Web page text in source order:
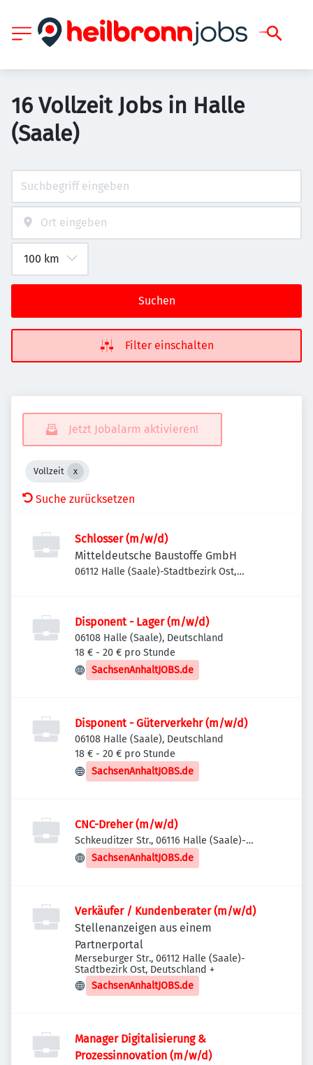
16 Vollzeit Jobs in Halle
(Saale)
Suchen
Filter einschalten
Jetzt Jobalarm aktivieren!
Vollzeit
Suche zurücksetzen
Schlosser (m/w/d)
Mitteldeutsche Baustoffe GmbH
06112 Halle (Saale)-Stadtbezirk Ost,
Disponent - Lager (m/w/d)
06108 Halle (Saale), Deutschland
18 € - 20 € pro Stunde
SachsenAnhaltJOBS.de
Disponent - Güterverkehr (m/w/d)
06108 Halle (Saale), Deutschland
18 € - 20 € pro Stunde
SachsenAnhaltJOBS.de
CNC-Dreher (m/w/d)
Schkeuditzer Str., 06116 Halle (Saale)-
Stadtbezirk Ost, Deutschland
SachsenAnhaltJOBS.de
Verkäufer / Kundenberater (m/w/d)
Stellenanzeigen aus einem
Partnerportal
Merseburger Str., 06112 Halle (Saale)-
Stadtbezirk Ost, Deutschland +
SachsenAnhaltJOBS.de
Manager Digitalisierung &
Prozessinnovation (m/w/d)